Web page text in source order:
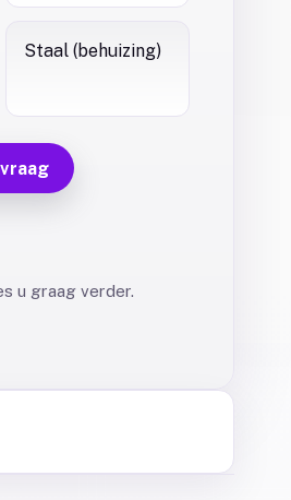
Staal (behuizing)
u graag verder.